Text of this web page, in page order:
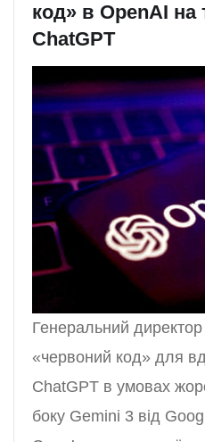
код» в OpenAI на
ChatGPT
Генеральний
«червоний код» для
ChatGPT в умовах
боку Gemini 3 від